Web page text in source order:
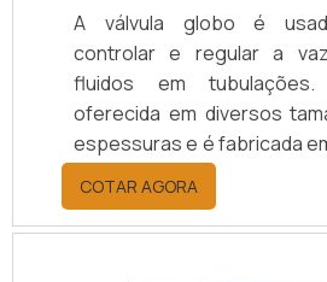
A válvula globo é
controlar e regular a
fluidos em
oferecida em diversos
espessuras e é fabricada
ferro fundido,
segurança para um sistema
é necessário abrir ou
COTAR AGORA